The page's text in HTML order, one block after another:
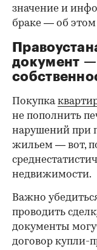
00:00
значение и
браке — об
документ —
Покупка
не пополнить
нарушений при
жильем — вот,
недвижимости.
Важно
проводить
документы
договор купли-